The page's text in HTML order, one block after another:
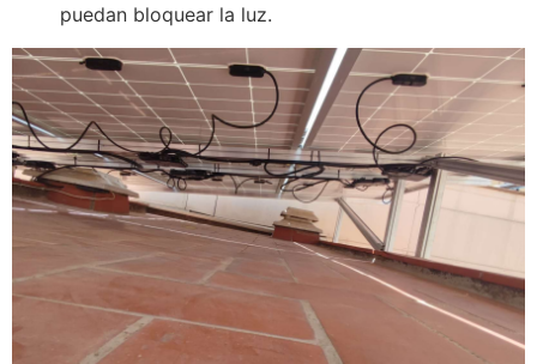
puedan bloquear la luz.